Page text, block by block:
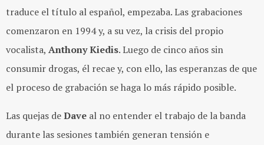
traduce el título al español, empezaba. Las grabaciones
comenzaron en 1994 y, a su vez, la crisis del propio
vocalista, Anthony Kiedis. Luego de cinco años sin
consumir drogas, él recae y, con ello, las esperanzas de que
el proceso de grabación se haga lo más rápido posible.
Las quejas deDave al no entender el trabajo de la banda
durante las sesiones también generan tensión e